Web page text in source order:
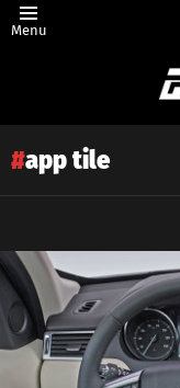
Menu
app tile
Latest
story